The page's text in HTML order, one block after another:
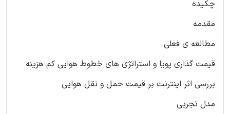
چکیده
مقدمه
مطالعه ی فعلی
قیمت گذاری پویا و استراتژی های خطوط هوایی کم هزینه
بررسی اثر اینترنت بر قیمت حمل و نقل هوایی
مدل تجربی